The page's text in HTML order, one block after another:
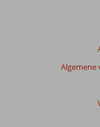
Algemene